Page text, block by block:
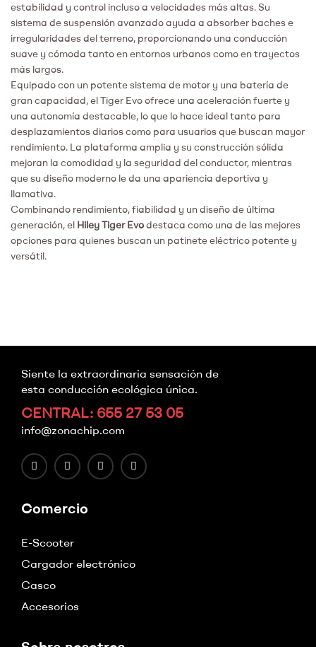
estabilidad y control incluso a velocidades más altas. Su
sistema de suspensión avanzado ayuda a absorber baches e
irregularidades del terreno, proporcionando una conducción
suave y cómoda tanto en entornos urbanos como en trayectos
más largos.
Equipado con un potente sistema de motor y una batería de
gran capacidad, el Tiger Evo ofrece una aceleración fuerte y
una autonomía destacable, lo que lo hace ideal tanto para
desplazamientos diarios como para usuarios que buscan mayor
rendimiento. La plataforma amplia y su construcción sólida
mejoran la comodidad y la seguridad del conductor, mientras
que su diseño moderno le da una apariencia deportiva y
llamativa.
Combinando rendimiento, fiabilidad y un diseño de última
generación, el
Hiley Tiger Evo destaca como una de las mejores
opciones para quienes buscan un patinete eléctrico potente y
versátil.
Siente la extraordinaria sensación de
esta conducción ecológica única.
CENTRAL: 655 27 53 05
info@zonachip.com
Comercio
E-Scooter
Cargador electrónico
Casco
Accesorios